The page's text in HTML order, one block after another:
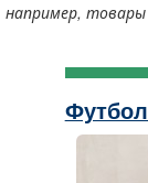
товары